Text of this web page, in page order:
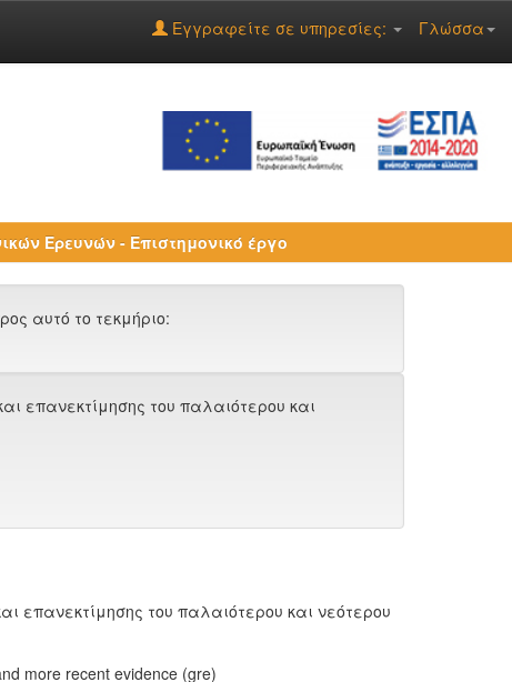
Γλώσσα
Εγγραφείτε σε υπηρεσίες:
Ερευνών - Επιστημονικό έργο
αυτό το τεκμήριο:
επανεκτίμησης του παλαιότερου και
του παλαιότερου και νεότερου
more recent evidence (gre)